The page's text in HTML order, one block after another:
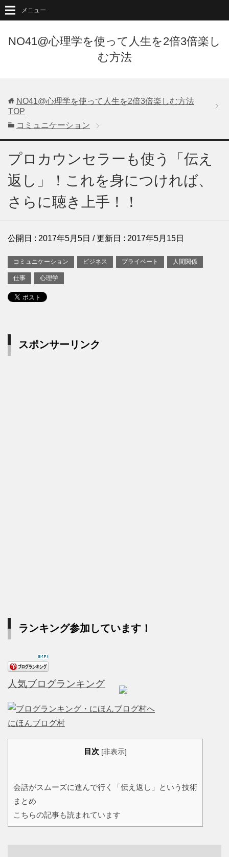
NO41@心理学を使って人生を2倍3倍楽し
む方法
メニュー
NO41@心理学を使って人生を2倍3倍楽しむ方法
TOP
コミュニケーション
プロカウンセラーも使う「伝え
返し」！これを身につければ、
さらに聴き上手！！
公開日 : 2017年5月5日 / 更新日 : 2017年5月15日
コミュニケーション ビジネス プライベート 人間関係
仕事 心理学
スポンサーリンク
ランキング参加しています！
人気ブログランキング
にほんブログ村
目次 [非表示]
会話がスムーズに進んで行く「伝え返し」という技術
まとめ
こちらの記事も読まれています